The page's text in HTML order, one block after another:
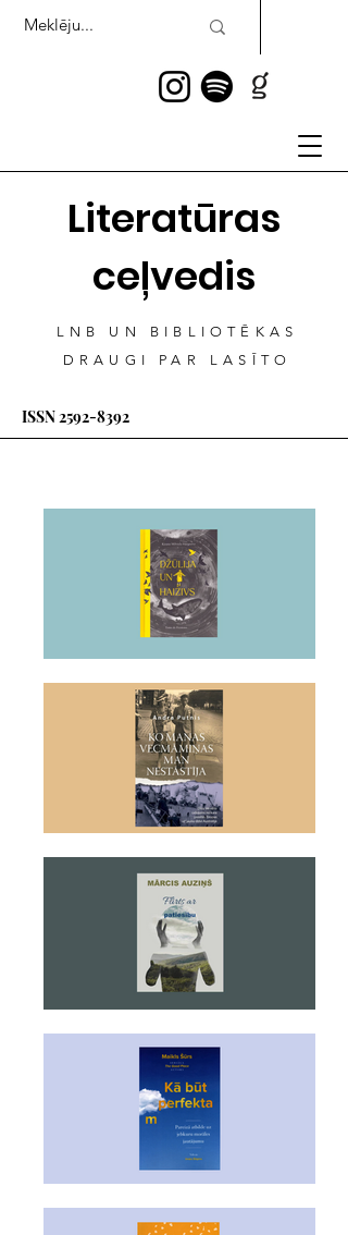
Literatūras
ceļvedis
LNB UN BIBLIOTĒKAS
DRAUGI PAR LASĪTO
ISSN2592-8392